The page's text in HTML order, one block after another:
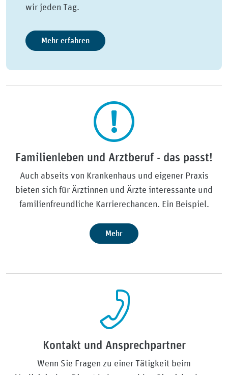
wir jeden Tag.
Mehr erfahren
Familienleben und Arztberuf - das passt!
Auch abseits von Krankenhaus und eigener Praxis
bieten sich für Ärztinnen und Ärzte interessante und
familienfreundliche Karrierechancen. Ein Beispiel.
Mehr
Kontakt und Ansprechpartner
Wenn Sie Fragen zu einer Tätigkeit beim